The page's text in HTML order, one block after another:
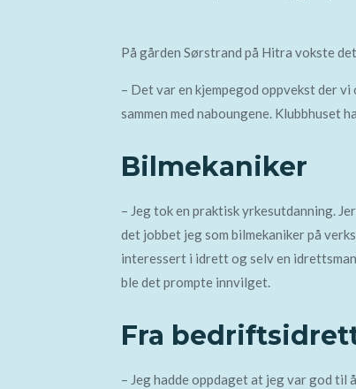
På gården Sørstrand på Hitra vokste
– Det var en kjempegod oppvekst der
sammen med naboungene. Klubbhuset
Bilmekaniker
– Jeg tok en praktisk yrkesutdanning.
det jobbet jeg som bilmekaniker på
interessert i idrett og selv en
ble det prompte innvilget.
Fra
– Jeg hadde oppdaget at jeg var god